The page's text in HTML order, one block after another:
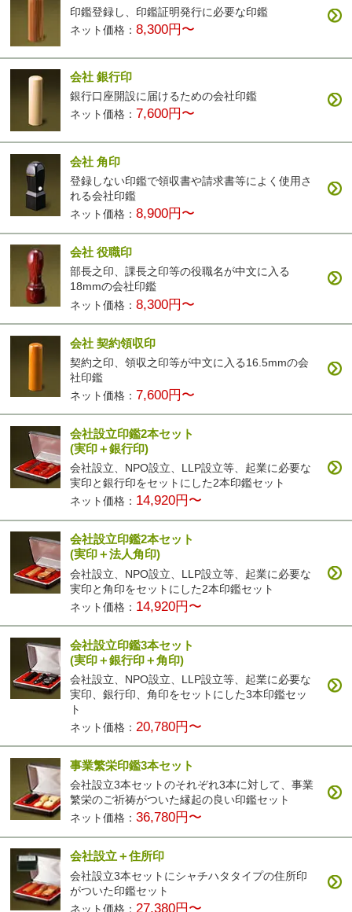
印鑑登録し、印鑑証明発行に必要な印鑑
ネット価格：8,300円〜
会社 銀行印
銀行口座開設に届けるための会社印鑑
ネット価格： 7,600円〜
会社 角印
登録しない印鑑で領収書や請求書等によく使用さ
れる会社印鑑
ネット価格：8,900円〜
会社 役職印
部長之印、課長之印等の役職名が中文に入る
18mmの会社印鑑
ネット価格：8,300円〜
会社 契約領収印
契約之印、領収之印等が中文に入る16.5mmの会
社印鑑
ネット価格： 7,600円〜
会社設立印鑑2本セット
(実印＋銀行印)
会社設立、NPO設立、LLP設立等、起業に必要な
実印と銀行印をセットにした2本印鑑セット
ネット価格： 14,920円〜
会社設立印鑑2本セット
(実印＋法人角印)
会社設立、NPO設立、LLP設立等、起業に必要な
実印と角印をセットにした2本印鑑セット
ネット価格： 14,920円〜
会社設立印鑑3本セット
(実印＋銀行印＋角印)
会社設立、NPO設立、LLP設立等、起業に必要な
実印、銀行印、角印をセットにした3本印鑑セッ
ト
ネット価格： 20,780円〜
事業繁栄印鑑3本セット
会社設立3本セットのそれぞれ3本に対して、事業
繁栄のご祈祷がついた縁起の良い印鑑セット
ネット価格：36,780円〜
会社設立＋住所印
会社設立3本セットにシャチハタタイプの住所印
がついた印鑑セット
ネット価格： 27,380円〜